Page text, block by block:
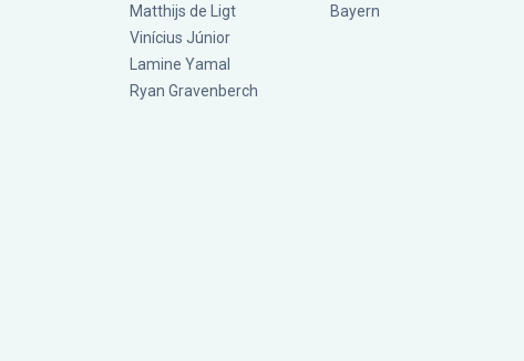
Matthijs de Ligt
Vinícius Júnior
Lamine Yamal
Ryan Gravenberch
Bayern